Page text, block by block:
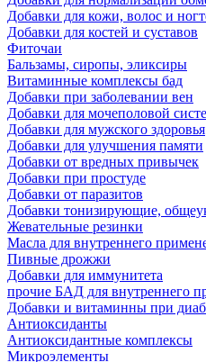
Добавки для кожи, волос и
Добавки для костей и суставов
Фиточаи
Бальзамы, сиропы, эликсиры
Витаминные комплексы бад
Добавки при заболевании вен
Добавки для мочеполовой
Добавки для мужского здоровья
Добавки для улучшения памяти
Добавки от вредных привычек
Добавки при простуде
Добавки от паразитов
Добавки тонизирующие,
Жевательные резинки
Масла для внутреннего
Пивные дрожжи
Добавки для иммунитета
прочие БАД для внутреннего
Добавки и витаминны при
Антиоксиданты
Антиоксидантные комплексы
Микроэлементы